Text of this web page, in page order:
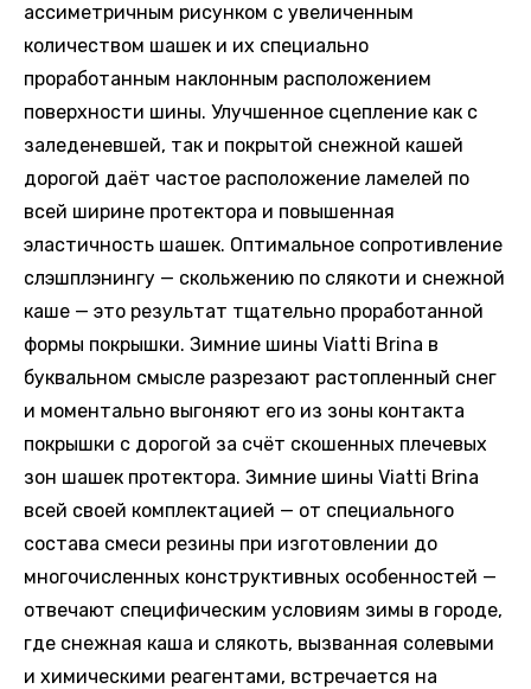
ассиметричным рисунком с увеличенным
количеством шашек и их специально
проработанным наклонным расположением
поверхности шины. Улучшенное сцепление как с
заледеневшей, так и покрытой снежной кашей
дорогой даёт частое расположение ламелей по
всей ширине протектора и повышенная
эластичность шашек. Оптимальное сопротивление
слэшплэнингу — скольжению по слякоти и снежной
каше — это результат тщательно проработанной
формы покрышки. Зимние шины Viatti Brina в
буквальном смысле разрезают растопленный снег
и моментально выгоняют его из зоны контакта
покрышки с дорогой за счёт скошенных плечевых
зон шашек протектора. Зимние шины Viatti Brina
всей своей комплектацией — от специального
состава смеси резины при изготовлении до
многочисленных конструктивных особенностей —
отвечают специфическим условиям зимы в городе,
где снежная каша и слякоть, вызванная солевыми
и химическими реагентами, встречается на